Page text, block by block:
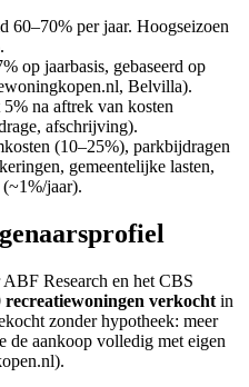
60–70% per jaar. Hoogseizoen
op jaarbasis, gebaseerd op
Belvilla).
na aftrek van kosten
afschrijving).
(10–25%), parkbijdragen
gemeentelijke lasten,
jaar).
Research en het CBS
recreatiewoningen verkocht in
zonder hypotheek: meer
de aankoop volledig met eigen